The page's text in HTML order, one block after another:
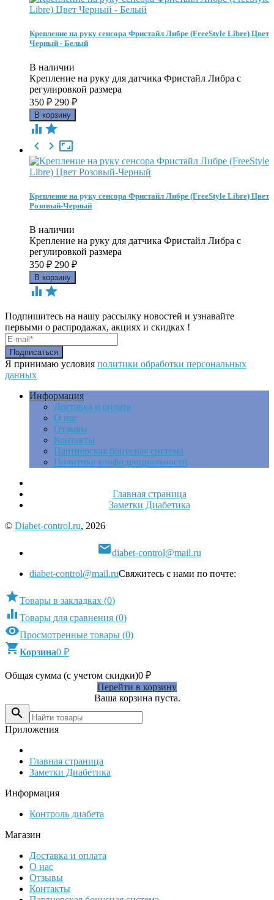
Крепление на руку сенсора Фристайл Либре (FreeStyle Libre) Цвет
Черный - Белый
В наличии
Крепление на руку для датчика Фристайл Либра с
регулировкой размера
350 ₽ 290 ₽
 

 
Крепление на руку сенсора Фристайл Либре (FreeStyle Libre) Цвет
Розовый-Черный
В наличии
Крепление на руку для датчика Фристайл Либра с
регулировкой размера
350 ₽ 290 ₽
 
Подпишитесь на нашу рассылку новостей и узнавайте
первыми о распродажах, акциях и скидках !
Я принимаю условия политики обработки персональных
данных
Информация
Доставка и оплата
О нас
Отзывы
Контакты
Партнерская бонусная система
Политика конфиденциальности
Главная страница
Заметки Диабетика
© Diabet-control.ru, 2026
diabet-control@mail.ru
diabet-control@mail.ruСвяжитесь с нами по почте:
Товары в закладках (0)
 Товары для сравнения (0)
Просмотренные товары (0)
Корзина0 ₽
Общая сумма (с учетом скидки)0 ₽
Перейти в корзину
Ваша корзина пуста.

Приложения
Главная страница
Заметки Диабетика
Информация
Контроль диабета
Магазин
Доставка и оплата
О нас
Отзывы
Контакты